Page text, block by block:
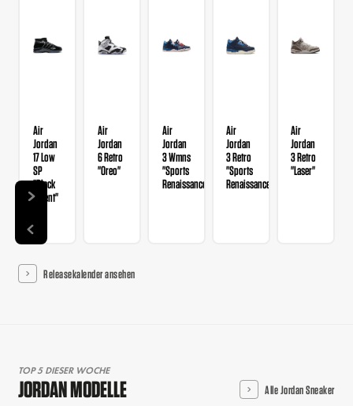
Air
Jordan
17 Low
SP
"Black
Patent"
Air
Jordan
6 Retro
"Oreo"
Air
Jordan
3 Wmns
"Sports
Renaissance"
Air
Jordan
3 Retro
"Sports
Renaissance"
Air
Jordan
3 Retro
"Laser"
Releasekalender ansehen
TOP 5 DIESER WOCHE
JORDAN MODELLE Alle Jordan Sneaker